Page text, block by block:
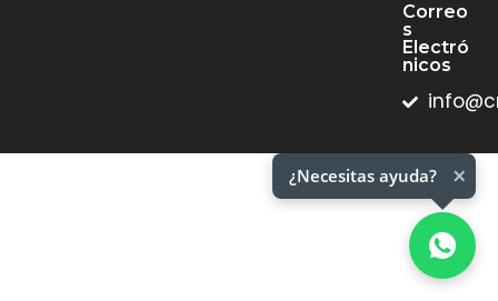
Correo
S
Electró
Nicos
×
¿Necesitas ayuda?